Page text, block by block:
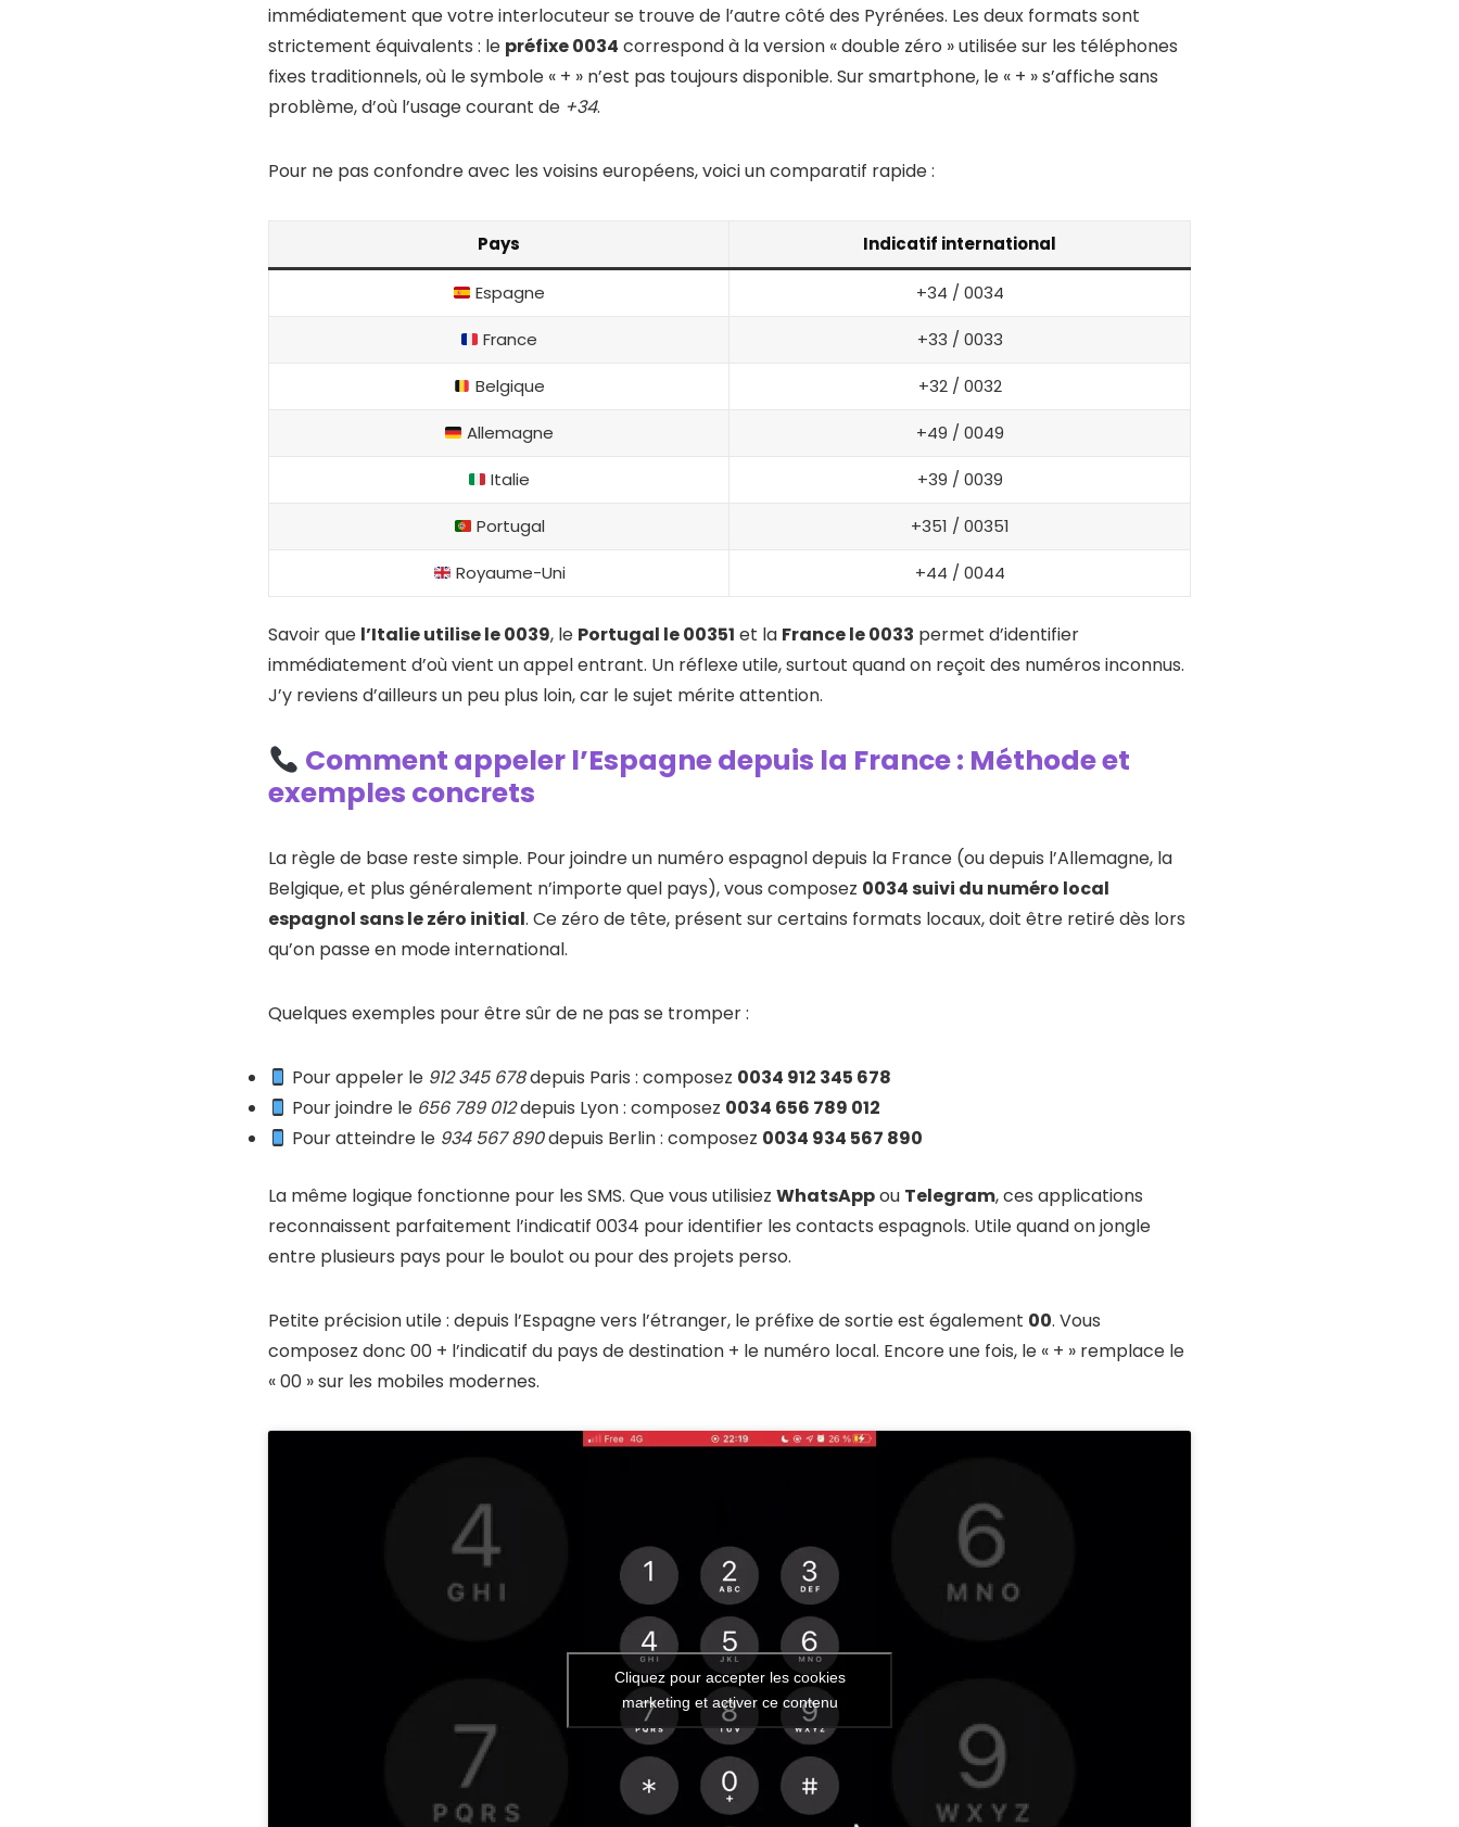
immédiatement que votre interlocuteur se trouve de l’autre côté des Pyrénées. Les deux formats sont
strictement équivalents : le préfixe 0034 correspond à la version « double zéro » utilisée sur les téléphones
fixes traditionnels, où le symbole « + » n’est pas toujours disponible. Sur smartphone, le « + » s’affiche sans
problème, d’où l’usage courant de +34.
Pour ne pas confondre avec les voisins européens, voici un comparatif rapide :
Pays Indicatif international
Espagne +34 / 0034
France +33 / 0033
Belgique +32 / 0032
Allemagne +49 / 0049
Italie +39 / 0039
Portugal +351 / 00351
Royaume-Uni +44 / 0044
Savoir que l’Italie utilise le 0039, le Portugal le 00351 et la France le 0033 permet d’identifier
immédiatement d’où vient un appel entrant. Un réflexe utile, surtout quand on reçoit des numéros inconnus.
J’y reviens d’ailleurs un peu plus loin, car le sujet mérite attention.
Comment appeler l’Espagne depuis la France : Méthode et
exemples concrets
La règle de base reste simple. Pour joindre un numéro espagnol depuis la France (ou depuis l’Allemagne, la
Belgique, et plus généralement n’importe quel pays), vous composez 0034 suivi du numéro local
espagnol sans le zéro initial. Ce zéro de tête, présent sur certains formats locaux, doit être retiré dès lors
qu’on passe en mode international.
Quelques exemples pour être sûr de ne pas se tromper :
Pour appeler le 912 345 678depuis Paris : composez 0034 912 345 678
Pour joindre le 656 789 012depuis Lyon : composez 0034 656 789 012
Pour atteindre le 934 567 890depuis Berlin : composez 0034 934 567 890
La même logique fonctionne pour les SMS. Que vous utilisiez WhatsAppou Telegram, ces applications
reconnaissent parfaitement l’indicatif 0034 pour identifier les contacts espagnols. Utile quand on jongle
entre plusieurs pays pour le boulot ou pour des projets perso.
Petite précision utile : depuis l’Espagne vers l’étranger, le préfixe de sortie est également 00. Vous
composez donc 00 + l’indicatif du pays de destination + le numéro local. Encore une fois, le « + » remplace le
« 00 » sur les mobiles modernes.
Cliquez pour accepter les cookies
marketing et activer ce contenu